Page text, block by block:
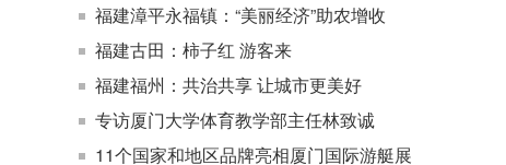
福建漳平永福镇：“美丽经济”助农增收
福建古田：柿子红 游客来
福建福州：共治共享 让城市更美好
专访厦门大学体育教学部主任林致诚
11个国家和地区品牌亮相厦门国际游艇展